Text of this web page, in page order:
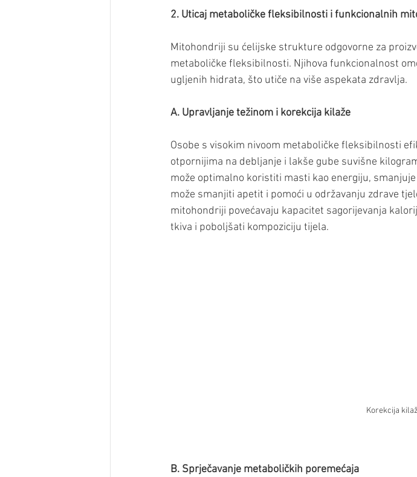
2. Uticaj metaboličke fleksibilnosti i funkcionalnih
Mitohondriji su ćelijske strukture odgovorne za
metaboličke fleksibilnosti. Njihova funkcionalnost
ugljenih hidrata, što utiče na više aspekata zdravlja.
A. Upravljanje težinom i korekcija kilaže
Osobe s visokim nivoom metaboličke fleksibilnosti
otpornijima na debljanje i lakše gube suvišne
može optimalno koristiti masti kao energiju,
može smanjiti apetit i pomoći u održavanju zdrave
mitohondriji povećavaju kapacitet sagorijevanja
tkiva i poboljšati kompoziciju tijela.
Korekcija
B. Sprječavanje metaboličkih poremećaja